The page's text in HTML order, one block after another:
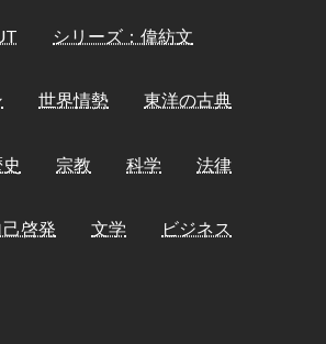
シリーズ：偉紡文
世界情勢 東洋の古典
宗教 科学 法律
己啓発 文学 ビジネス